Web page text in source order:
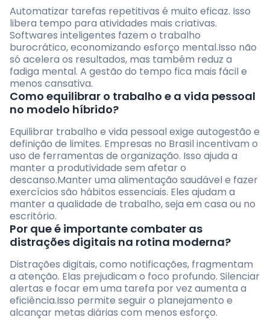
Automatizar tarefas repetitivas é muito eficaz. Isso
libera tempo para atividades mais criativas.
Softwares inteligentes fazem o trabalho
burocrático, economizando esforço mental.Isso não
só acelera os resultados, mas também reduz a
fadiga mental. A gestão do tempo fica mais fácil e
menos cansativa.
Como equilibrar o trabalho e a vida pessoal
no modelo híbrido?
Equilibrar trabalho e vida pessoal exige autogestão e
definição de limites. Empresas no Brasil incentivam o
uso de ferramentas de organização. Isso ajuda a
manter a produtividade sem afetar o
descanso.Manter uma alimentação saudável e fazer
exercícios são hábitos essenciais. Eles ajudam a
manter a qualidade de trabalho, seja em casa ou no
escritório.
Por que é importante combater as
distrações digitais na rotina moderna?
Distrações digitais, como notificações, fragmentam
a atenção. Elas prejudicam o foco profundo. Silenciar
alertas e focar em uma tarefa por vez aumenta a
eficiência.Isso permite seguir o planejamento e
alcançar metas diárias com menos esforço.